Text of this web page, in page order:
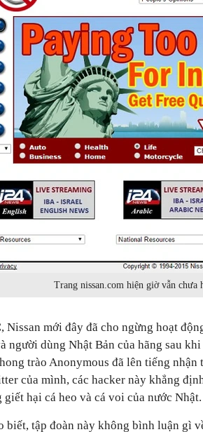
Trang nissan.com hiện giờ vẫn chưa
, Nissan mới đây đã cho ngừng hoạt
người dùng Nhật Bản của hãng sau
trào Anonymous đã lên tiếng
của mình, các hacker này khẳng
giết hại cá heo và cá voi của nước Nhật.
biết, tập đoàn này không bình luận gì